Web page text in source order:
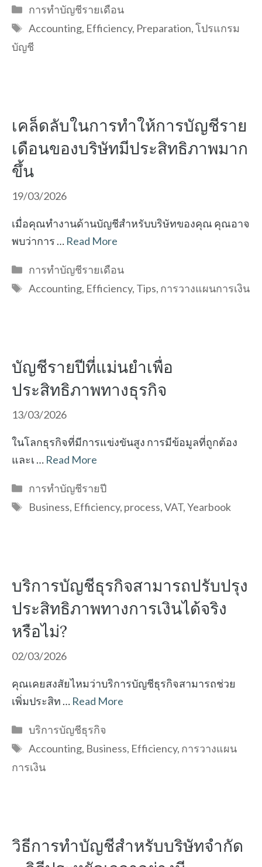
Categories
การทำบัญชีรายเดือน
Tags
Accounting, Efficiency, Preparation,โปรแกรม
บัญชี
เคล็ดลับในการทำให้การบัญชีราย
เดือนของบริษัทมีประสิทธิภาพมาก
ขึ้น
19/03/2026
เมื่อคุณทำงานด้านบัญชีสำหรับบริษัทของคุณ คุณอาจ
พบว่าการ … Read More
Categories
การทำบัญชีรายเดือน
Tags
Accounting, Efficiency, Tips, การวางแผนการเงิน
บัญชีรายปีที่แม่นยำเพื่อ
ประสิทธิภาพทางธุรกิจ
13/03/2026
ในโลกธุรกิจที่มีการแข่งขันสูง การมีข้อมูลที่ถูกต้อง
และเ … Read More
Categories
การทำบัญชีรายปี
Tags
Business, Efficiency, process,VAT,Yearbook
บริการบัญชีธุรกิจสามารถปรับปรุง
ประสิทธิภาพทางการเงินได้จริง
หรือไม่?
02/03/2026
คุณเคยสงสัยไหมว่าบริการบัญชีธุรกิจสามารถช่วย
เพิ่มประสิท … Read More
Categories
บริการบัญชีธุรกิจ
Tags
Accounting, Business, Efficiency, การวางแผน
การเงิน
วิธีการทำบัญชีสำหรับบริษัทจำกัด